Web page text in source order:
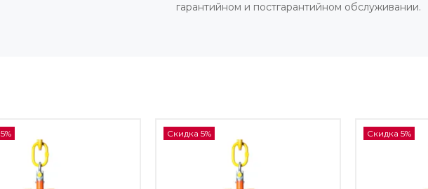
гарантийном и постгарантийном обслуживании.
Скидка 5% Скидка 5%